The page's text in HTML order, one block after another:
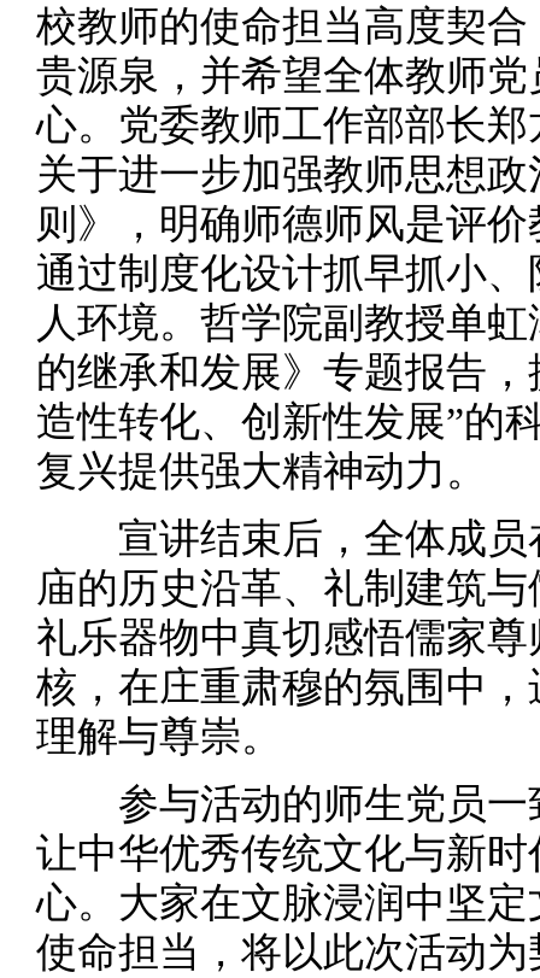
校教师的使命担当高度契
贵源泉，并希望全体教师
心。党委教师工作部部长
关于进一步加强教师思想
则》，明确师德师风是评
通过制度化设计抓早抓小
人环境。哲学院副教授单
的继承和发展》专题报告
造性转化、创新性发展”的
复兴提供强大精神动力。
宣讲结束后，全体成员
庙的历史沿革、礼制建筑
礼乐器物中真切感悟儒家
核，在庄重肃穆的氛围中
理解与尊崇。
参与活动的师生党员一
让中华优秀传统文化与新
心。大家在文脉浸润中坚
使命担当，将以此次活动